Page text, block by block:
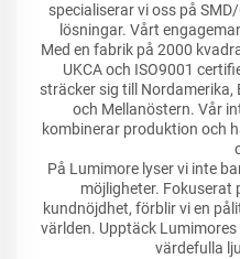
specialiserar vi oss på
lösningar. Vårt
Med en fabrik på 2000
UKCA och ISO9001
sträcker sig till Nordamerika,
och Mellanöstern. Vår
kombinerar produktion och
På Lumimore lyser vi inte
möjligheter. Fokuserat
kundnöjdhet, förblir vi en
världen. Upptäck
värdefulla